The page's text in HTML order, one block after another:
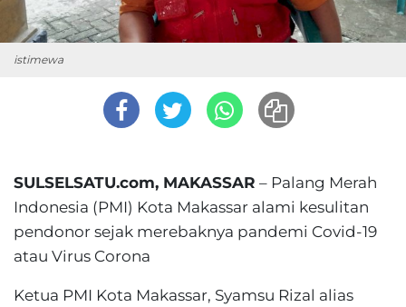
istimewa
SULSELSATU.com, MAKASSAR – Palang Merah
Indonesia (PMI) Kota Makassar alami kesulitan
pendonor sejak merebaknya pandemi Covid-19
atau Virus Corona
Ketua PMI Kota Makassar, Syamsu Rizal alias